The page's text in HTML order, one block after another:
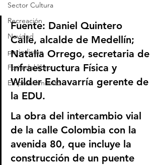
Sector Cultura
Recreación
Navidad
periodismo
Feria del libro
Emprendimiento
Fuente: Daniel Quintero
Calle, alcalde de Medellín;
Natalia Orrego, secretaria de
Infraestructura Física y
Wilder Echavarría gerente de
la EDU.
La obra del intercambio vial
de la calle Colombia con la
avenida 80, que incluye la
construcción de un puente